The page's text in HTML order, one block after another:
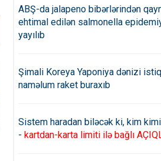
ABŞ-da jalapeno bibərlərindən
ehtimal edilən salmonella
yayılıb
Şimali Koreya Yaponiya dənizi
naməlum raket buraxıb
Sistem haradan biləcək ki, kim
- kartdan-karta limiti ilə bağlı